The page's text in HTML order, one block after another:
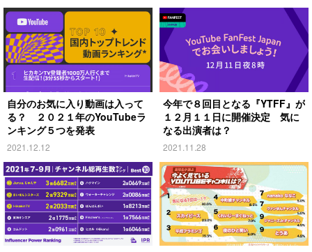
自分のお気に入り動画は入って
る？ ２０２１年のYouTubeラ
ンキング５つを発表
2021.12.12
今年で８回目となる『YTFF』が
１２月１１日に開催決定 気に
なる出演者は？
2021.11.28